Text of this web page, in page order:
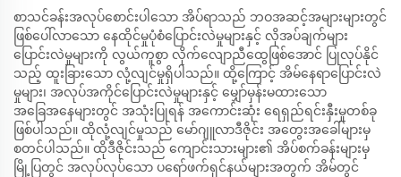
စာသင်ခန်းအလုပ်စောင်းပါသော အိပ်ရာသည် ဘဝအဆင့်အများများတွင်
ဖြစ်ပေါ်လာသော နေထိုင်မှုပုံစံပြောင်းလဲမှုများနှင့် လိုအပ်ချက်များ
ပြောင်းလဲမှုများကို လွယ်ကူစွာ လိုက်လျောညီထွေဖြစ်အောင် ပြုလုပ်နိုင်
သည့် ထူးခြားသော လုံ့လျင်မှုရှိပါသည်။ ထို့ကြောင့် အိမ်နေရာပြောင်းလဲ
မှုများ၊ အလုပ်အကိုင်ပြောင်းလဲမှုများနှင့် မျှော်မှန်းမထားသော
အခြေအနေများတွင် အသုံးပြုရန် အကောင်းဆုံး ရေရှည်ရင်းနှီးမှုတစ်ခု
ဖြစ်ပါသည်။ ထိုလုံ့လျင်မှုသည် မော်ဂျူလာဒီဇိုင်း အတွေးအခေါ်များမှ
စတင်ပါသည်။ ထိုဒီဇိုင်းသည် ကျောင်းသားများ၏ အိပ်စက်ခန်းများမှ
မြို့ပြတွင် အလုပ်လုပ်သော ပရော်ဖက်ရှင်နယ်များအတွက် အိမ်တွင်